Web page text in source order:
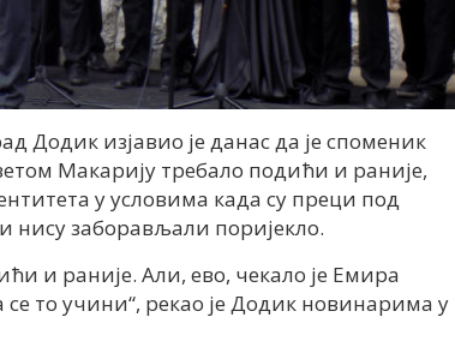
Додик изјавио је данас да је споменик
Макарију требало подићи и раније,
у условима када су преци под
нису заборављали поријекло.
и раније. Али, ево, чекало је Емира
то учини“, рекао је Додик новинарима у